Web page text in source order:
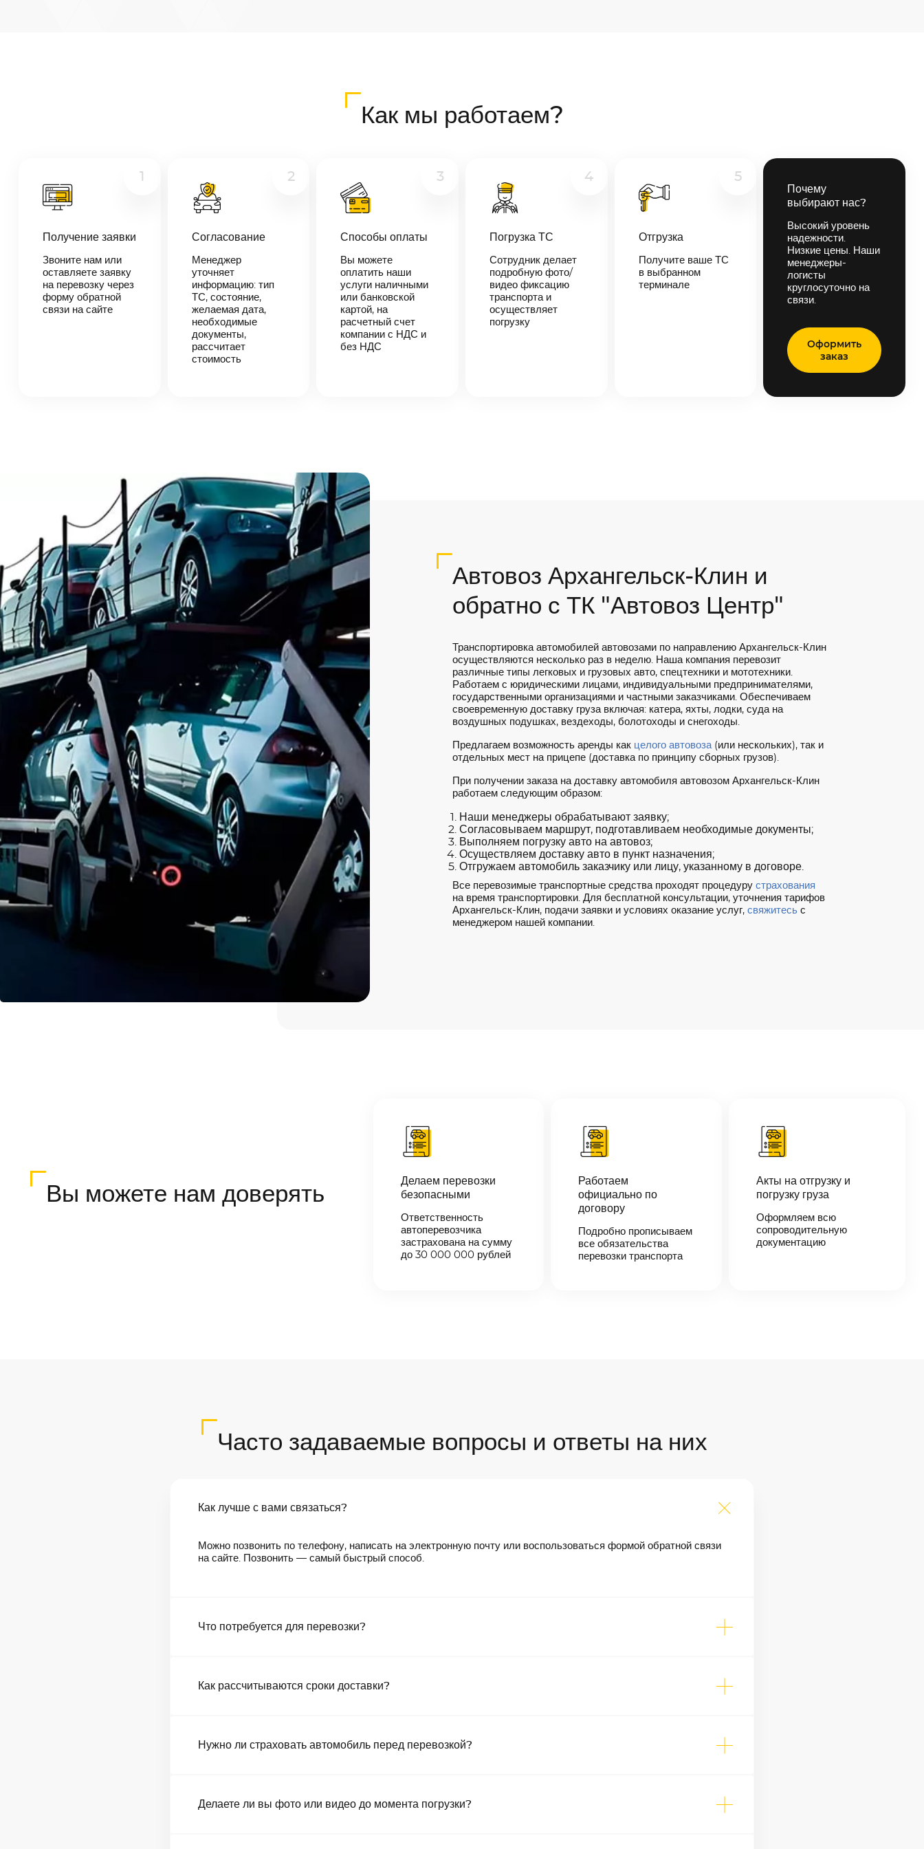
минут наш
логист
свяжется с
вами,
согласует
детали
Как мы работаем?
1
Получение заявки
Звоните нам или
оставляете заявку
на перевозку через
форму обратной
связи на сайте
2
Согласование
Менеджер
уточняет
информацию: тип
ТС, состояние,
желаемая дата,
необходимые
документы,
рассчитает
стоимость
3
Способы оплаты
Вы можете
оплатить наши
услуги наличными
или банковской
картой, на
расчетный счет
компании с НДС и
без НДС
4
Погрузка ТС
Сотрудник делает
подробную фото/
видео фиксацию
транспорта и
осуществляет
погрузку
5
Отгрузка
Получите ваше ТС
в выбранном
терминале
Почему
выбирают нас?
Высокий уровень
надежности.
Низкие цены. Наши
менеджеры-
логисты
круглосуточно на
связи.
Оформить
заказ
Автовоз Архангельск-Клин и
обратно с ТК "Автовоз Центр"
Транспортировка автомобилей автовозами по направлению Архангельск-Клин
осуществляются несколько раз в неделю. Наша компания перевозит
различные типы легковых и грузовых авто, спецтехники и мототехники.
Работаем с юридическими лицами, индивидуальными предпринимателями,
государственными организациями и частными заказчиками. Обеспечиваем
своевременную доставку груза включая: катера, яхты, лодки, суда на
воздушных подушках, вездеходы, болотоходы и снегоходы.
Предлагаем возможность аренды как целого автовоза(или нескольких), так и
отдельных мест на прицепе (доставка по принципу сборных грузов).
При получении заказа на доставку автомобиля автовозом Архангельск-Клин
работаем следующим образом:
Наши менеджеры обрабатывают заявку;
Согласовываем маршрут, подготавливаем необходимые документы;
Выполняем погрузку авто на автовоз;
Осуществляем доставку авто в пункт назначения;
Отгружаем автомобиль заказчику или лицу, указанному в договоре.
Все перевозимые транспортные средства проходят процедуру страхования
на время транспортировки. Для бесплатной консультации, уточнения тарифов
Архангельск-Клин, подачи заявки и условиях оказание услуг, свяжитесьс
менеджером нашей компании.
Вы можете нам доверять
Делаем перевозки
безопасными
Ответственность
автоперевозчика
застрахована на сумму
до 30 000 000 рублей
Работаем
официально по
договору
Подробно прописываем
все обязательства
перевозки транспорта
Акты на отгрузку и
погрузку груза
Оформляем всю
сопроводительную
документацию
Часто задаваемые вопросы и ответы на них
Как лучше с вами связаться?
Можно позвонить по телефону, написать на электронную почту или воспользоваться формой обратной связи
на сайте. Позвонить — самый быстрый способ.
Что потребуется для перевозки?
Как рассчитываются сроки доставки?
Нужно ли страховать автомобиль перед перевозкой?
Делаете ли вы фото или видео до момента погрузки?